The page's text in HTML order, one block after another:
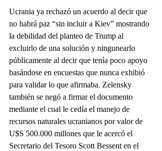
Ucrania ya rechazó un acuerdo al decir que
no habrá paz “sin incluir a Kiev” mostrando
la debilidad del planteo de Trump al
excluirlo de una solución y ningunearlo
públicamente al decir que tenía poco apoyo
basándose en encuestas que nunca exhibió
para validar lo que afirmaba. Zelensky
también se negó a firmar el documento
mediante el cual le cedía el manejo de
recursos naturales ucranianos por valor de
U$S 500.000 millones que le acercó el
Secretario del Tesoro Scott Bessent en el